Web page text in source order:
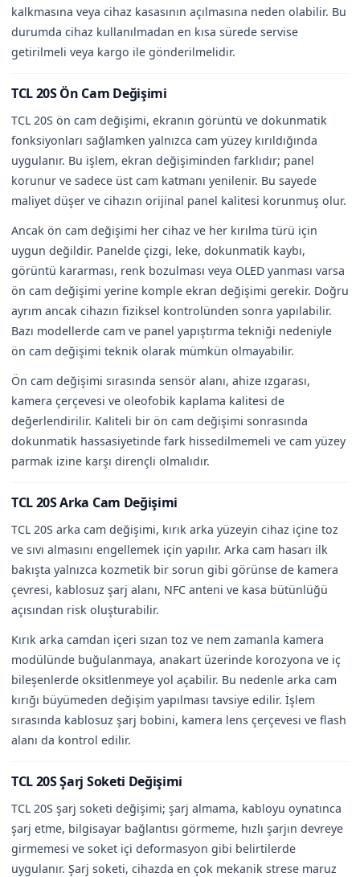
kalkmasına veya cihaz kasasının açılmasına neden olabilir. Bu
durumda cihaz kullanılmadan en kısa sürede servise
getirilmeli veya kargo ile gönderilmelidir.
TCL 20S Ön Cam Değişimi
TCL 20S ön cam değişimi, ekranın görüntü ve dokunmatik
fonksiyonları sağlamken yalnızca cam yüzey kırıldığında
uygulanır. Bu işlem, ekran değişiminden farklıdır; panel
korunur ve sadece üst cam katmanı yenilenir. Bu sayede
maliyet düşer ve cihazın orijinal panel kalitesi korunmuş olur.
Ancak ön cam değişimi her cihaz ve her kırılma türü için
uygun değildir. Panelde çizgi, leke, dokunmatik kaybı,
görüntü kararması, renk bozulması veya OLED yanması varsa
ön cam değişimi yerine komple ekran değişimi gerekir. Doğru
ayrım ancak cihazın fiziksel kontrolünden sonra yapılabilir.
Bazı modellerde cam ve panel yapıştırma tekniği nedeniyle
ön cam değişimi teknik olarak mümkün olmayabilir.
Ön cam değişimi sırasında sensör alanı, ahize ızgarası,
kamera çerçevesi ve oleofobik kaplama kalitesi de
değerlendirilir. Kaliteli bir ön cam değişimi sonrasında
dokunmatik hassasiyetinde fark hissedilmemeli ve cam yüzey
parmak izine karşı dirençli olmalıdır.
TCL 20S Arka Cam Değişimi
TCL 20S arka cam değişimi, kırık arka yüzeyin cihaz içine toz
ve sıvı almasını engellemek için yapılır. Arka cam hasarı ilk
bakışta yalnızca kozmetik bir sorun gibi görünse de kamera
çevresi, kablosuz şarj alanı, NFC anteni ve kasa bütünlüğü
açısından risk oluşturabilir.
Kırık arka camdan içeri sızan toz ve nem zamanla kamera
modülünde buğulanmaya, anakart üzerinde korozyona ve iç
bileşenlerde oksitlenmeye yol açabilir. Bu nedenle arka cam
kırığı büyümeden değişim yapılması tavsiye edilir. İşlem
sırasında kablosuz şarj bobini, kamera lens çerçevesi ve flash
alanı da kontrol edilir.
TCL 20S Şarj Soketi Değişimi
TCL 20S şarj soketi değişimi; şarj almama, kabloyu oynatınca
şarj etme, bilgisayar bağlantısı görmeme, hızlı şarjın devreye
girmemesi ve soket içi deformasyon gibi belirtilerde
uygulanır. Şarj soketi, cihazda en çok mekanik strese maruz